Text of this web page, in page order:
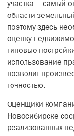
участка – самый
области
поэтому здесь
оценку
типовые
использование
позволит
точностью.
Оценщики
Новосибирске
реализованных